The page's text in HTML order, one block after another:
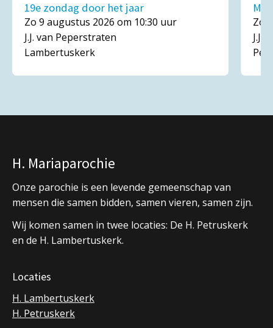
19e zondag door het jaar
Zo 9 augustus 2026 om 10:30 uur
J.J. van Peperstraten
Lambertuskerk
Zo
J.J.
H. Mariaparochie
Onze parochie is een levende gemeenschap van
mensen die samen bidden, samen vieren, samen zijn.
Wij komen samen in twee locaties: De H. Petruskerk
en de H. Lambertuskerk.
Locaties
H. Lambertuskerk
H. Petruskerk